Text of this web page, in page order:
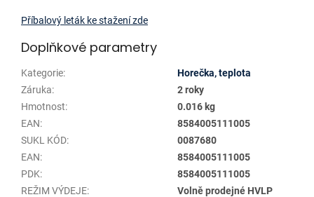
Příbalový leták ke stažení zde
Doplňkové parametry
Kategorie:
Horečka, teplota
Záruka:
2 roky
Hmotnost:
0.016 kg
EAN:
8584005111005
SUKL KÓD:
0087680
EAN:
8584005111005
PDK:
8584005111005
REŽIM VÝDEJE:
Volně prodejné HVLP